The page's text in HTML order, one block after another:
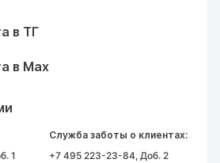
в ТГ
в Max
1
Служба заботы о клиентах:
+7 495 223-23-84, Доб. 2